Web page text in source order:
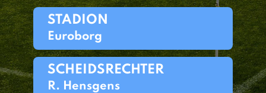
STADION
Euroborg
SCHEIDSRECHTER
R. Hensgens